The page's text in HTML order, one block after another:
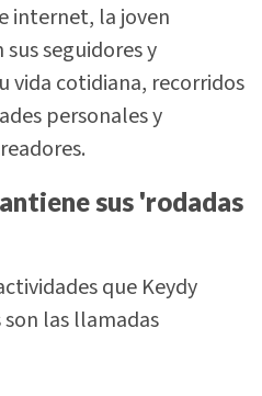
internet, la joven
seguidores y
vida cotidiana, recorridos
personales y
sus 'rodadas
que Keydy
las llamadas